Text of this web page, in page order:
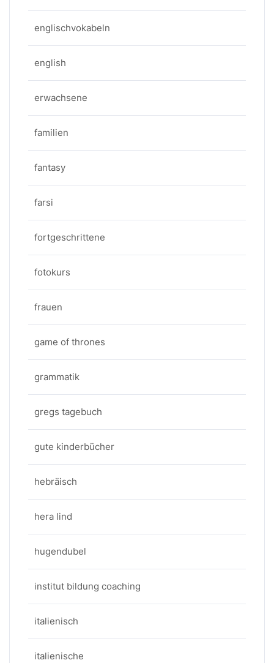
englischvokabeln
english
erwachsene
familien
fantasy
farsi
fortgeschrittene
fotokurs
frauen
game of thrones
grammatik
gregs tagebuch
gute kinderbücher
hebräisch
hera lind
hugendubel
institut bildung coaching
italienisch
italienische